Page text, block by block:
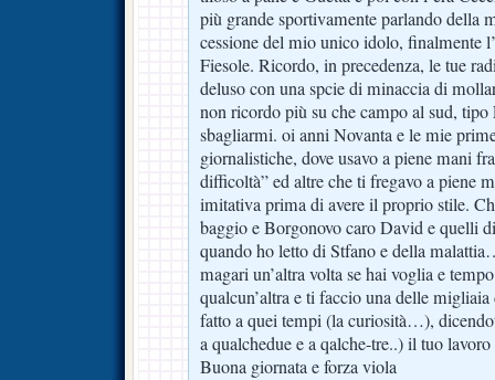
più grande sportivamente parlando della
cessione del mio unico idolo, finalmente
Fiesole. Ricordo, in precedenza, le tue
deluso con una spcie di minaccia di
non ricordo più su che campo al sud,
sbagliarmi. oi anni Novanta e le mie
giornalistiche, dove usavo a piene mani
difficoltà” ed altre che ti fregavo a piene
imitativa prima di avere il proprio stile.
baggio e Borgonovo caro David e quelli
quando ho letto di Stfano e della
magari un’altra volta se hai voglia e
qualcun’altra e ti faccio una delle
fatto a quei tempi (la curiosità…),
a qualchedue e a qalche-tre..) il tuo
Buona giornata e forza viola